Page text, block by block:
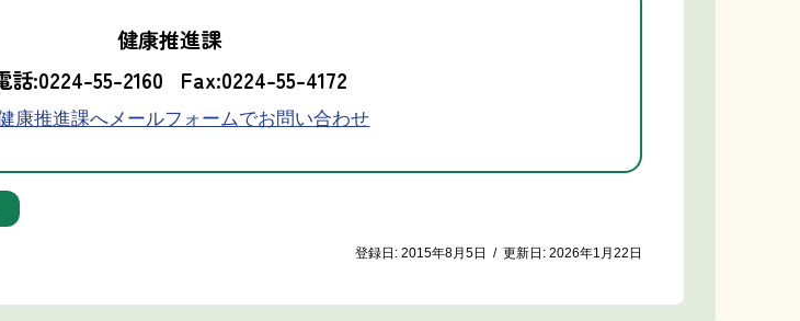
健康推進課
話:0224-55-2160
Fax:0224-55-4172
康推進課へメールフォームでお問い合わせ
登録日:2015年8月5日 / 更新日:2026年1月22日